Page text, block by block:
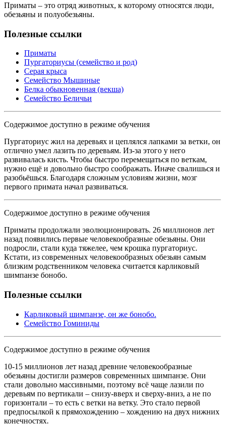
Приматы – это отряд животных, к которому относятся люди,
обезьяны и полуобезьяны.
Полезные ссылки
Приматы
Пургаториусы (семейство и род)
Серая крыса
Семейство Мышиные
Белка обыкновенная (векша)
Семейство Беличьи
Содержимое доступно в режиме обучения
Пургаториус жил на деревьях и цеплялся лапками за ветки, он
отлично умел лазить по деревьям. Из-за этого у него
развивалась кисть. Чтобы быстро перемещаться по веткам,
нужно ещё и довольно быстро соображать. Иначе свалишься и
разобьёшься. Благодаря сложным условиям жизни, мозг
первого примата начал развиваться.
Содержимое доступно в режиме обучения
Приматы продолжали эволюционировать. 26 миллионов лет
назад появились первые человекообразные обезьяны. Они
подросли, стали куда тяжелее, чем крошка пургаториус.
Кстати, из современных человекообразных обезьян самым
близким родственником человека считается карликовый
шимпанзе бонобо.
Полезные ссылки
Карликовый шимпанзе, он же бонобо.
Семейство Гоминиды
Содержимое доступно в режиме обучения
10-15 миллионов лет назад древние человекообразные
обезьяны достигли размеров современных шимпанзе. Они
стали довольно массивными, поэтому всё чаще лазили по
деревьям по вертикали – снизу-вверх и сверху-вниз, а не по
горизонтали – то есть с ветки на ветку. Это стало первой
предпосылкой к прямохождению – хождению на двух нижних
конечностях.